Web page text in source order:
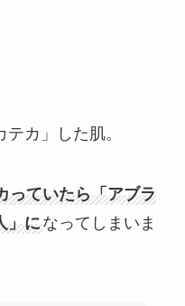
カ」した肌。
っていたら「アブラ
」になってしまいま